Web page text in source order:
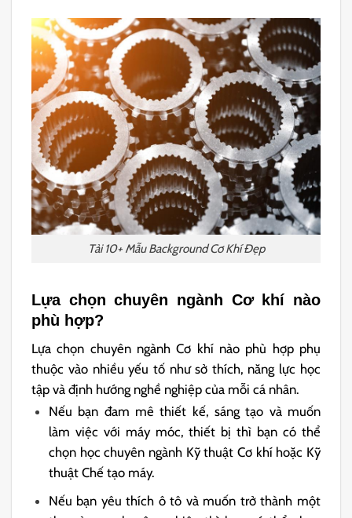
Tải 10+ Mẫu Background Cơ Khí Đẹp
Lựa chọn chuyên ngành Cơ khí nào
phù hợp?
Lựa chọn chuyên ngành Cơ khí nào phù hợp phụ
thuộc vào nhiều yếu tố như sở thích, năng lực học
tập và định hướng nghề nghiệp của mỗi cá nhân.
Nếu bạn đam mê thiết kế, sáng tạo và muốn
làm việc với máy móc, thiết bị thì bạn có thể
chọn học chuyên ngành Kỹ thuật Cơ khí hoặc Kỹ
thuật Chế tạo máy.
Nếu bạn yêu thích ô tô và muốn trở thành một